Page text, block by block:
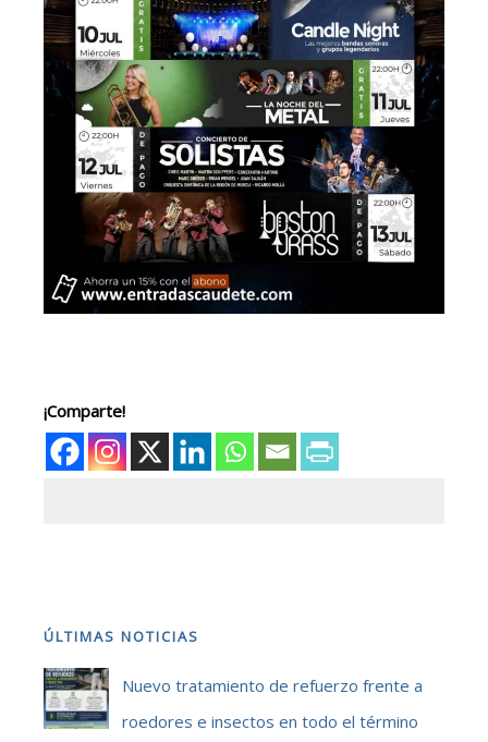
¡Comparte!
ÚLTIMAS NOTICIAS
Nuevo tratamiento de refuerzo frente a
roedores e insectos en todo el término